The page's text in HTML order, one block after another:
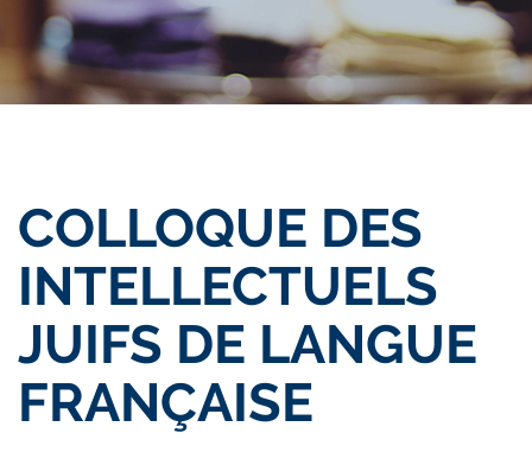
COLLOQUE DES
INTELLECTUELS
JUIFS DE LANGUE
FRANÇAISE